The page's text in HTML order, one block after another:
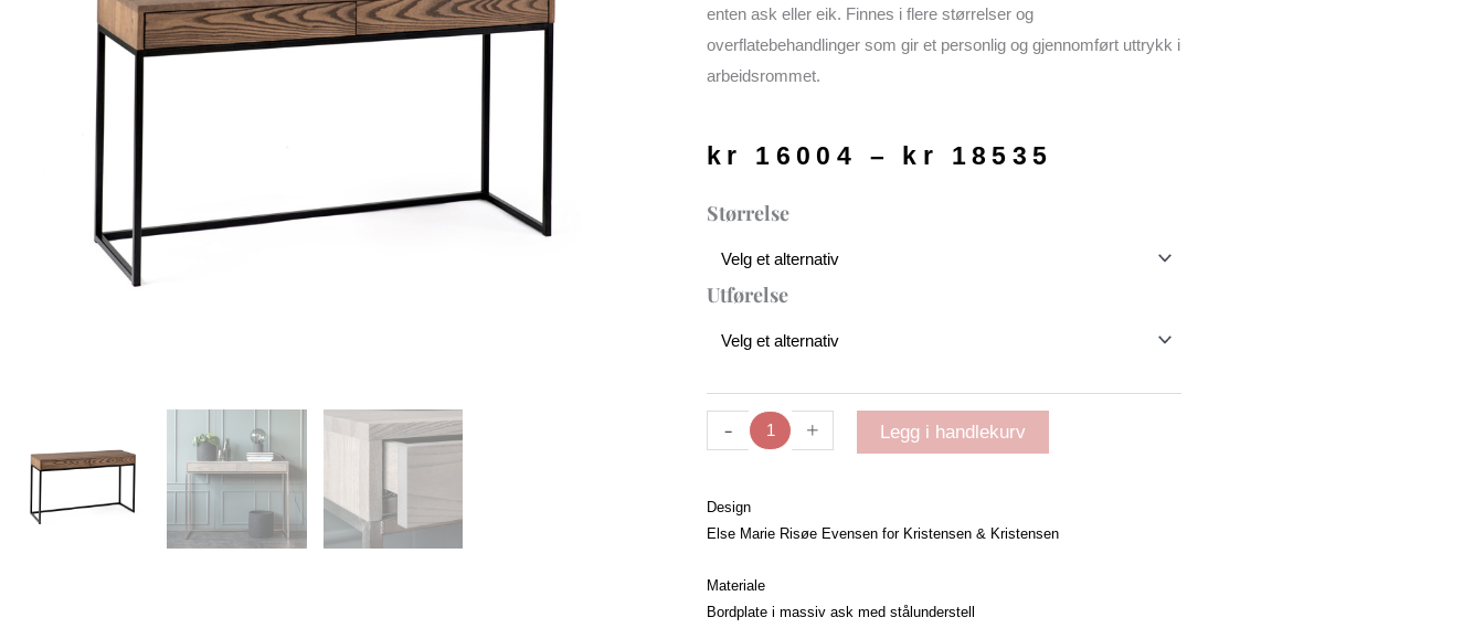
enten ask eller eik. Finnes i flere størrelser og
overflatebehandlinger som gir et personlig og gjennomført uttrykk i
arbeidsrommet.
kr 16004 – kr 18535
Størrelse
Utførelse
-
Zet
| Ask
antall
+ Legg i handlekurv
Design
Else Marie Risøe Evensen for Kristensen & Kristensen
Materiale
Bordplate i massiv ask med stålunderstell